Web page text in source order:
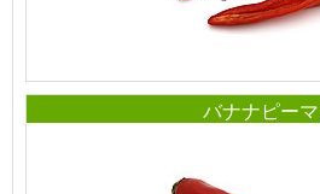
バナナピー